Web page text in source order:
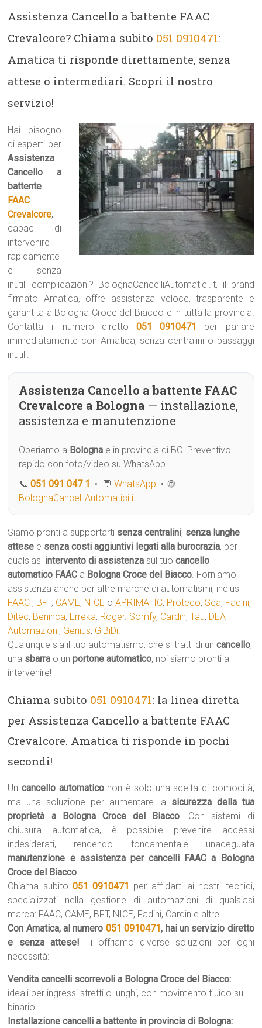
Assistenza Cancello a battente FAAC
Crevalcore? Chiama subito 051 0910471:
Amatica ti risponde direttamente, senza
attese o intermediari. Scopri il nostro
servizio!
Hai bisogno
di esperti per
Assistenza
Cancello a
battente
FAAC
Crevalcore,
capaci di
intervenire
rapidamente
e senza
inutili complicazioni? BolognaCancelliAutomatici.it, il brand
firmato Amatica, offre assistenza veloce, trasparente e
garantita a Bologna Croce del Biacco e in tutta la provincia.
Contatta il numero diretto051 0910471
per parlare
immediatamente con Amatica, senza centralini o passaggi
inutili.
Assistenza Cancello a battente FAAC
Crevalcore a Bologna — installazione,
assistenza e manutenzione
Operiamo a Bologna e in provincia di BO. Preventivo
rapido con foto/video su WhatsApp.
📞051 091 047 1 • 💬WhatsApp • 🌐
BolognaCancelliAutomatici.it
Siamo pronti a supportarti senza centralini, senza lunghe
attese e senza costi aggiuntivi legati alla burocrazia, per
qualsiasi intervento di assistenza sul tuocancello
automatico FAAC a Bologna Croce del Biacco. Forniamo
assistenza anche per altre marche di automatismi, inclusi
FAAC , BFT, CAME, NICE oAPRIMATIC, Proteco, Sea, Fadini,
Ditec, Beninca, Erreka, Roger. Somfy, Cardin,Tau, DEA
Automazioni, Genius, GiBiDi.
Qualunque sia il tuo automatismo, che si tratti di uncancello,
una sbarra o unportone automatico, noi siamo pronti a
intervenire!
Chiama subito 051 0910471: la linea diretta
per Assistenza Cancello a battente FAAC
Crevalcore. Amatica ti risponde in pochi
secondi!
Uncancello automaticonon è solo una scelta di comodità,
ma una soluzione per aumentare la sicurezza della tua
proprietà a Bologna Croce del Biacco. Con sistemi di
chiusura automatica, è possibile prevenire accessi
indesiderati, rendendo fondamentale unadeguata
manutenzione e assistenza per cancelli FAAC a Bologna
Croce del Biacco.
Chiama subito 051 0910471 per affidarti ai nostri tecnici,
specializzati nella gestione di automazioni di qualsiasi
marca: FAAC, CAME, BFT, NICE, Fadini, Cardin e altre.
Con Amatica, al numero 051 0910471, hai un servizio diretto
e senza attese! Ti offriamo diverse soluzioni per ogni
necessità:
Vendita cancelli scorrevoli a Bologna Croce del Biacco:
ideali per ingressi stretti o lunghi, con movimento fluido su
binario.
Installazione cancelli a battente in provincia di Bologna: